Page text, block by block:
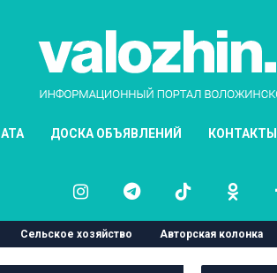
ДОСКА ОБЪЯВЛЕНИЙ КОНТАКТЫ
Сельское хозяйство Авторская колонка